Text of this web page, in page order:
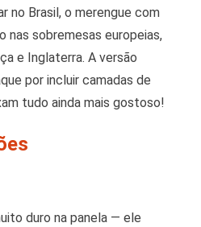
no Brasil, o merengue com
nas sobremesas europeias,
e Inglaterra. A versão
por incluir camadas de
tudo ainda mais gostoso!
duro na panela — ele